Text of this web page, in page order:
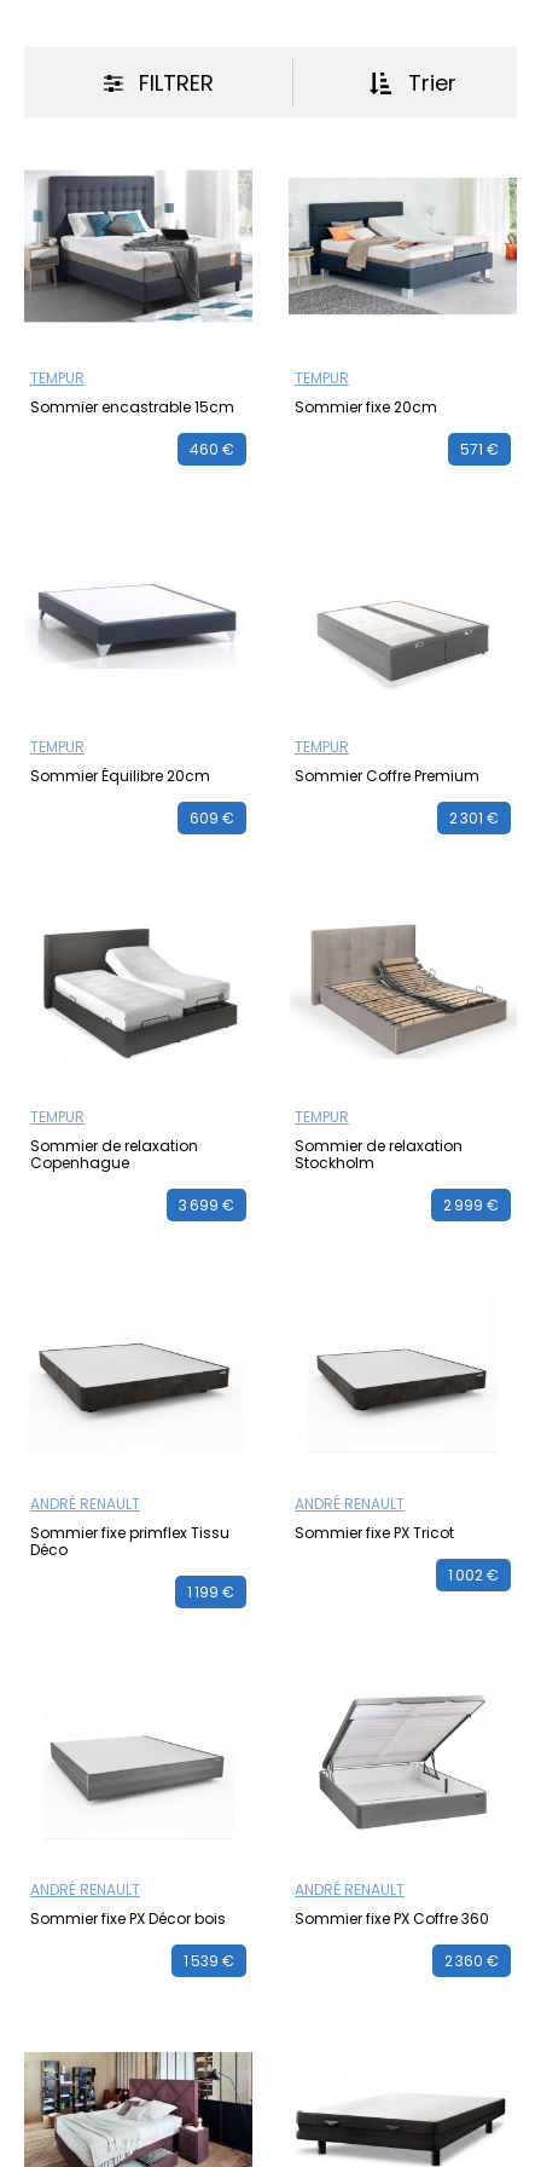
conseils ou d'un devis personnalisé ? Contactez-nous
FILTRER Trier
TEMPUR
Sommier encastrable 15cm
460 €
TEMPUR
Sommier fixe 20cm
571 €
TEMPUR
Sommier Équilibre 20cm
609 €
TEMPUR
Sommier Coffre Premium
2 301 €
TEMPUR
Sommier de relaxation
Copenhague
3 699 €
TEMPUR
Sommier de relaxation
Stockholm
2 999 €
ANDRÉ RENAULT
Sommier fixe primflex Tissu
Déco
1 199 €
ANDRÉ RENAULT
Sommier fixe PX Tricot
1 002 €
ANDRÉ RENAULT
Sommier fixe PX Décor bois
1 539 €
ANDRÉ RENAULT
Sommier fixe PX Coffre 360
2 360 €